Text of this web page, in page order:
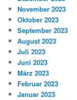
November 2023
Oktober 2023
September 2023
August 2023
Juli 2023
Juni 2023
März 2023
Februar 2023
Januar 2023